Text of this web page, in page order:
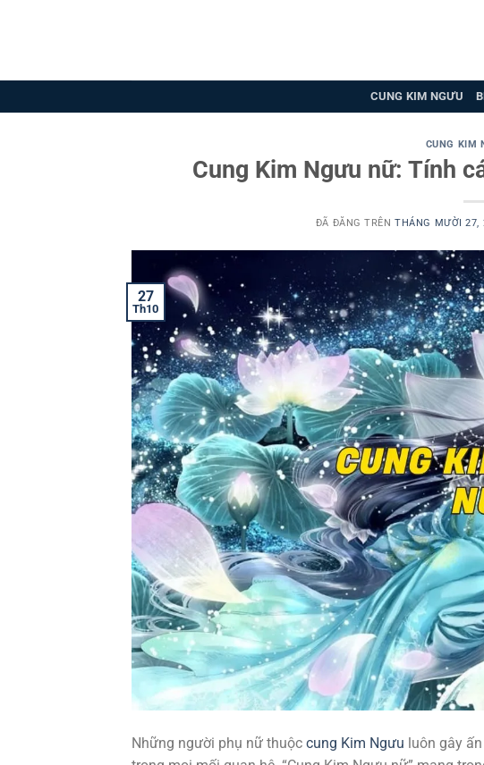
dung
CUNG KIM NGƯU
CUNG KIM
Cung Kim Ngưu nữ: Tính
ĐÃ ĐĂNG TRÊNTHÁNG MƯỜI 27,
27
Th10
Những người phụ nữ thuộc cung Kim Ngưu luôn gây